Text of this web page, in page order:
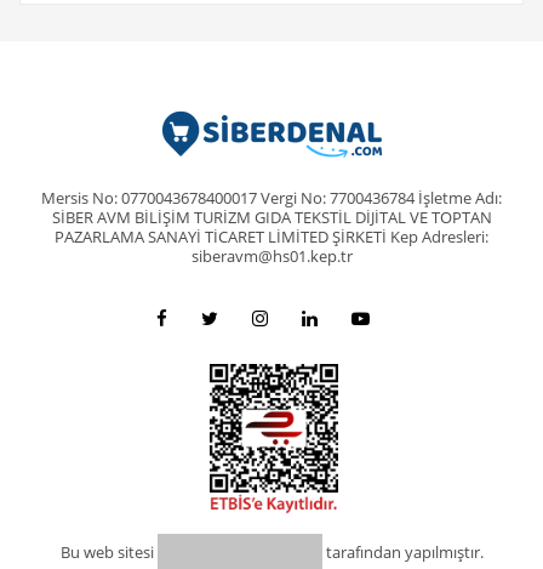
Mersis No: 0770043678400017 Vergi No: 7700436784 İşletme Adı:
SİBER AVM BİLİŞİM TURİZM GIDA TEKSTİL DİJİTAL VE TOPTAN
PAZARLAMA SANAYİ TİCARET LİMİTED ŞİRKETİ Kep Adresleri:
siberavm@hs01.kep.tr
Bu web sitesi tarafından yapılmıştır.